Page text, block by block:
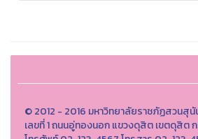
© 2012 - 2016 มหาวิทยาลัยราชภัฏสวนสุนั
เลขที่ 1 ถนนอู่ทองนอก แขวงดุสิต เขตดุสิต